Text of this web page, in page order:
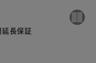
長保証